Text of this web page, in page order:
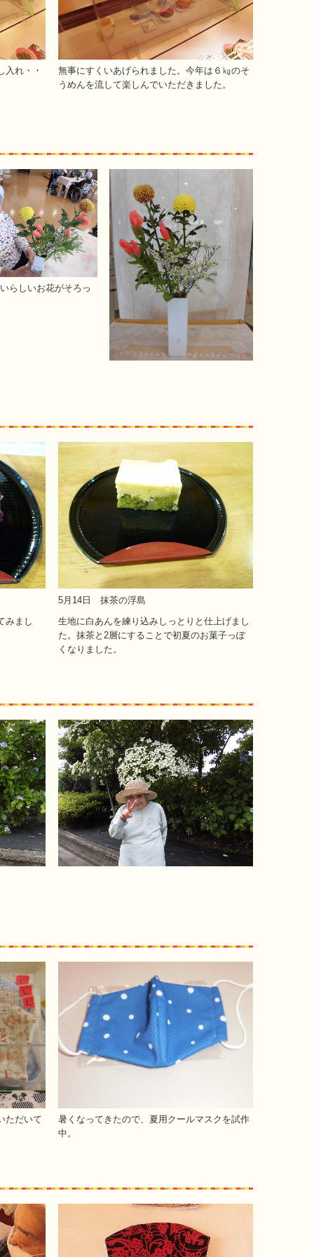
入れ・・
無事にすくいあげられました。今年は６㎏のそ
うめんを流して楽しんでいただきました。
らしいお花がそろっ
みまし
5月14日 抹茶の浮島
生地に白あんを練り込みしっとりと仕上げまし
た。抹茶と2層にすることで初夏のお菓子っぽ
くなりました。
ただいて
暑くなってきたので、夏用クールマスクを試作
中。